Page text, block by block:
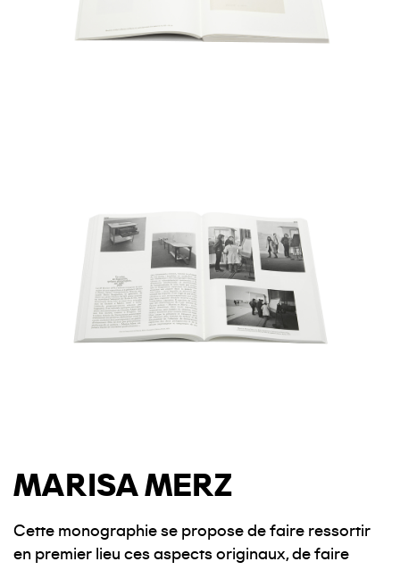
MARISA MERZ
Cette monographie se propose de faire ressortir
en premier lieu ces aspects originaux, de faire